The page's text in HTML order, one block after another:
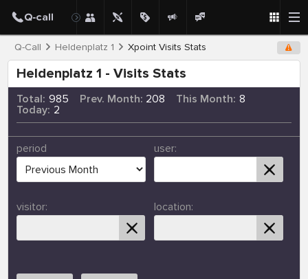
Q-Call Heldenplatz 1 Xpoint Visits Stats
Heldenplatz 1 - Visits Stats
Total: 985 Prev. Month: 208 This Month: 8
Today: 2
period user:
visitor: location: